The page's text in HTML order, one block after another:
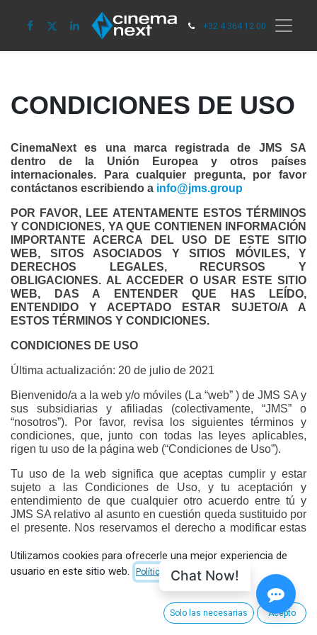
+32 4 364 12 00
CONDICIONES DE USO
CinemaNext es una marca registrada de JMS SA
dentro de la Unión Europea y otros países
internacionales. Para cualquier pregunta, por favor
contáctanos escribiendo a info@jms.group
POR FAVOR, LEE ATENTAMENTE ESTOS TÉRMINOS
Y CONDICIONES, YA QUE CONTIENEN INFORMACIÓN
IMPORTANTE ACERCA DEL USO DE ESTE SITIO
WEB, SITOS ASOCIADOS Y SITIOS MÓVILES, Y
DERECHOS LEGALES, RECURSOS Y
OBLIGACIONES. AL ACCEDER O USAR ESTE SITIO
WEB, DAS A ENTENDER QUE HAS LEÍDO,
ENTENDIDO Y ACEPTADO ESTAR SUJETO/A A
ESTOS TÉRMINOS Y CONDICIONES.
CONDICIONES DE USO
Última actualización: 20 de julio de 2021
Bienvenido/a a la web y/o móviles (La “web” ) de JMS SA y
sus subsidiarias y afiliadas (colectivamente, “JMS” o
“nosotros”). Por favor, revisa los siguientes términos y
condiciones, que, junto con todas las leyes aplicables,
rigen tu uso de la página web (“Condiciones de Uso”).
Tu uso de la web significa que aceptas cumplir y estar
sujeto a las Condiciones de Uso, y tu aceptación y
entendimiento de que cualquier otro acuerdo entre tú y
JMS SA relativo al asunto en cuestión queda sustituido por
el presente. Nos reservamos el derecho a modificar estas
discreción, sin notificación personal previa. Cualquier
modificación de estas Condiciones de Uso será publicada
en la web, y se considerará que estás de acuerdo con
estas modificaciones si sigues utilizando la web. Por este
motivo, te animamos a revisar estas Condiciones de Uso
siempre que uses cualquiera de las páginas web. Podrás
Utilizamos cookies para ofrecerle una mejor experiencia de
usuario en este sitio web.
Política de Cookies
Solo las necesarias Acepto
Chat Now!